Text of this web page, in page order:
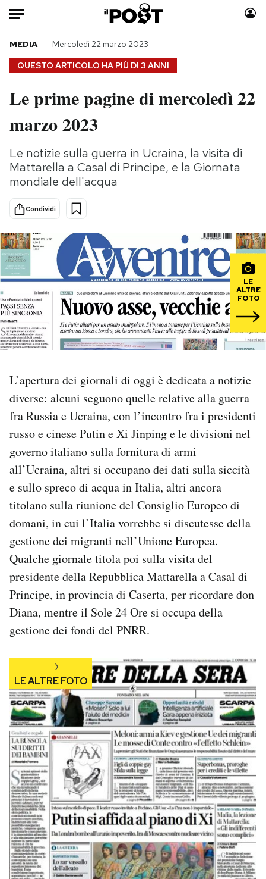
Auto
HOME
Italia
Politica
Tecnologia
Internet
Scienza
Cultura
Economia
Sport
Moda
Storie/Idee
Ok Boomer!
Mondiali calcio 2026
PODCAST
NEWSLETTER
CALENDARIO
AREA PERSONALE
Area Personale
Newsletter
Notifiche mobile
Regala il Post
Hai bisogno di aiuto?
QUESTO ARTICOLO HA PIÙ DI 3 ANNI
MEDIA Mercoledì 22 marzo 2023
Le prime pagine di mercoledì 22
marzo 2023
Le notizie sulla guerra in Ucraina, la visita di
Mattarella a Casal di Principe, e la Giornata
mondiale dell'acqua
Condividi
LE
ALTRE
FOTO
L’apertura dei giornali di oggi è dedicata a notizie
diverse: alcuni seguono quelle relative alla guerra
fra Russia e Ucraina, con l’incontro fra i presidenti
russo e cinese Putin e Xi Jinping e le divisioni nel
governo italiano sulla fornitura di armi
all’Ucraina, altri si occupano dei dati sulla siccità
e sullo spreco di acqua in Italia, altri ancora
titolano sulla riunione del Consiglio Europeo di
domani, in cui l’Italia vorrebbe si discutesse della
gestione dei migranti nell’Unione Europea.
Qualche giornale titola poi sulla visita del
presidente della Repubblica Mattarella a Casal di
Principe, in provincia di Caserta, per ricordare don
Diana, mentre il Sole 24 Ore si occupa della
gestione dei fondi del PNRR.